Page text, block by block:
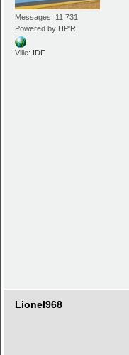
Messages: 11 731
Powered by HP'R
Ville: IDF
Lionel968